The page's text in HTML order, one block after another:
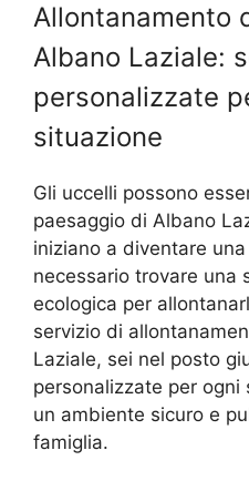
Allontanamento
Albano Laziale:
personalizzate
situazione
Gli uccelli possono
paesaggio di Albano
iniziano a diventare
necessario trovare una
ecologica per
servizio di
Laziale, sei nel posto
personalizzate per
un ambiente sicuro e
famiglia.